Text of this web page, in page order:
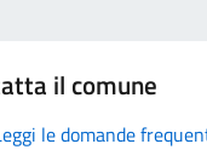
il comune
le domande